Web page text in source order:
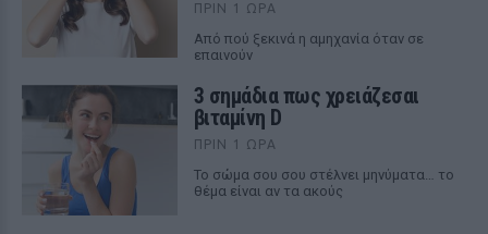
ΠΡΙΝ 1 ΏΡΑ
Από πού ξεκινά η αμηχανία όταν σε
επαινούν
3 σημάδια πως χρειάζεσαι
βιταμίνη D
ΠΡΙΝ 1 ΏΡΑ
Το σώμα σου σου στέλνει μηνύματα… το
θέμα είναι αν τα ακούς